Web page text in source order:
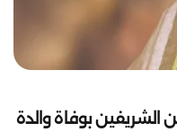
الشريفين بوفاة والدة